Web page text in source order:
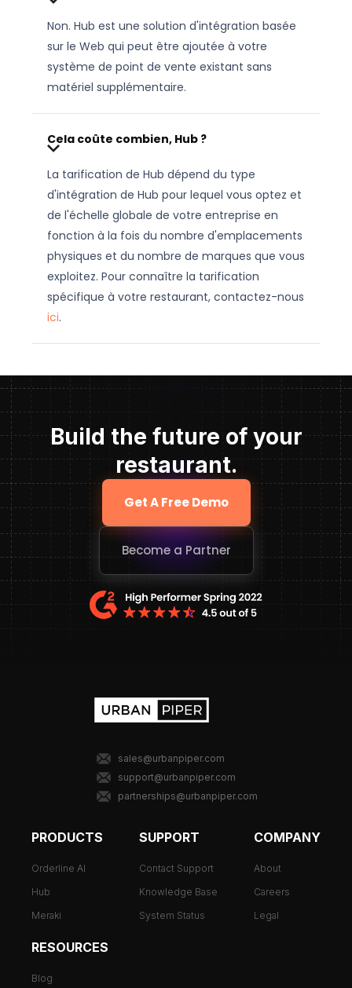
Non. Hub est une solution d'intégration basée
sur le Web qui peut être ajoutée à votre
système de point de vente existant sans
matériel supplémentaire.
Cela coûte combien, Hub ?
La tarification de Hub dépend du type
d'intégration de Hub pour lequel vous optez et
de l'échelle globale de votre entreprise en
fonction à la fois du nombre d'emplacements
physiques et du nombre de marques que vous
exploitez. Pour connaître la tarification
spécifique à votre restaurant, contactez-nous
ici.
Build the future of your
restaurant.
Get A Free Demo
Become a Partner
sales@urbanpiper.com
support@urbanpiper.com
partnerships@urbanpiper.com
PRODUCTS
Orderline AI
Hub
Meraki
SUPPORT
Contact Support
Knowledge Base
System Status
COMPANY
About
Careers
Legal
RESOURCES
Blog